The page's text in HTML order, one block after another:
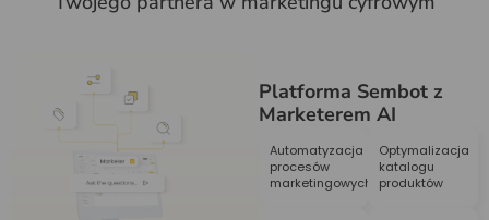
Platforma Sembot z
Marketerem AI
Automatyzacja
procesów
marketingowych
Optymalizacja
katalogu
produktów